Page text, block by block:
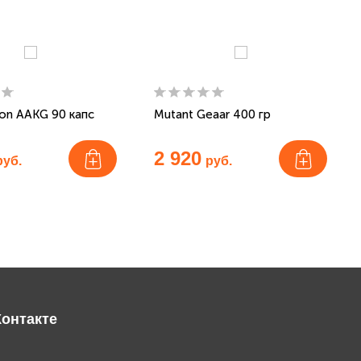
AAKG 90 капс Mutant Geaar 400 гр
2 920 руб.